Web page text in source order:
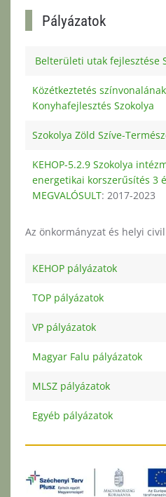
Pályázatok
Belterületi utak fejlesztése
Közétkeztetés
Konyhafejlesztés Szokolya
Szokolya Zöld Szíve-
KEHOP-5.2.9 Szokolya
energetikai korszerűsítés 3
MEGVALÓSULT: 2017-2023
Az önkormányzat és helyi
KEHOP pályázatok
TOP pályázatok
VP pályázatok
Magyar Falu pályázatok
MLSZ pályázatok
Egyéb pályázatok